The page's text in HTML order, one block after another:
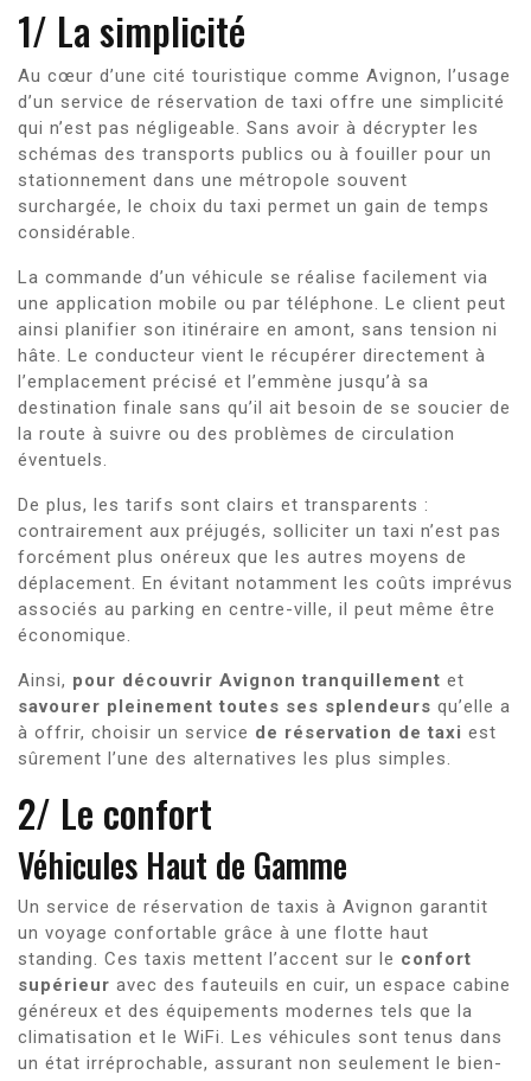
1/ La simplicité
Au cœur d’une cité touristique comme Avignon, l’usage
d’un service de réservation de taxi offre une simplicité
qui n’est pas négligeable. Sans avoir à décrypter les
schémas des transports publics ou à fouiller pour un
stationnement dans une métropole souvent
surchargée, le choix du taxi permet un gain de temps
considérable.
La commande d’un véhicule se réalise facilement via
une application mobile ou par téléphone. Le client peut
ainsi planifier son itinéraire en amont, sans tension ni
hâte. Le conducteur vient le récupérer directement à
l’emplacement précisé et l’emmène jusqu’à sa
destination finale sans qu’il ait besoin de se soucier de
la route à suivre ou des problèmes de circulation
éventuels.
De plus, les tarifs sont clairs et transparents :
contrairement aux préjugés, solliciter un taxi n’est pas
forcément plus onéreux que les autres moyens de
déplacement. En évitant notamment les coûts imprévus
associés au parking en centre-ville, il peut même être
économique.
Ainsi, pour découvrir Avignon tranquillement et
savourer pleinement toutes ses splendeurs qu’elle a
à offrir, choisir un service de réservation de taxi est
sûrement l’une des alternatives les plus simples.
2/ Le confort
Véhicules Haut de Gamme
Un service de réservation de taxis à Avignon garantit
un voyage confortable grâce à une flotte haut
standing. Ces taxis mettent l’accent sur le confort
supérieur avec des fauteuils en cuir, un espace cabine
généreux et des équipements modernes tels que la
climatisation et le WiFi. Les véhicules sont tenus dans
un état irréprochable, assurant non seulement le bien-